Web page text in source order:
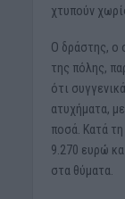
χτυπούν
Ο δράστης, ο
της πόλης,
ότι
ατυχήματα,
ποσά. Κατά
9.270 ευρώ
στα θύματα.